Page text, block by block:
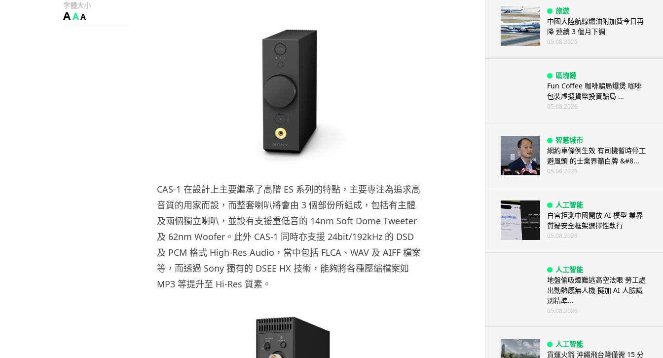
字體大小
AAA
CAS-1 在設計上主要繼承了高階 ES 系列的特點，主要專注為追求高
音質的用家而設，而整套喇叭將會由 3 個部份所組成，包括有主體
及兩個獨立喇叭，並設有支援重低音的 14nm Soft Dome Tweeter
及 62nm Woofer。此外 CAS-1 同時亦支援 24bit/192kHz 的 DSD
及 PCM 格式 High-Res Audio，當中包括 FLCA、WAV 及 AIFF 檔案
等，而透過 Sony 獨有的 DSEE HX 技術，能夠將各種壓縮檔案如
MP3 等提升至 Hi-Res 質素。
旅遊
中國大陸航線燃油附加費今日再
降 連續 3 個月下調
05.08.2026
區塊鏈
Fun Coffee 咖啡騙局爆煲 咖啡
包裝虛擬貨幣投資騙局 ...
05.08.2026
智慧城市
網約車條例生效 有司機暫時停工
避風頭 的士業界籲白牌 &#8...
05.08.2026
人工智能
白宮拒測中國開放 AI 模型 業界
質疑安全框架選擇性執行
05.08.2026
人工智能
地盤偷吸煙難逃高空法眼 勞工處
出動熱感無人機 擬加 AI 人臉識
別精準...
05.08.2026
人工智能
貨運火箭 沖繩飛台灣僅需 15 分